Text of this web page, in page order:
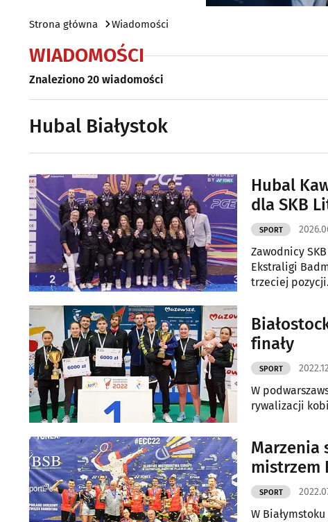
Strona główna Wiadomości
WIADOMOŚCI
Znaleziono 20 wiadomości
Hubal Białystok
Hubal
dla SKB
SPORT
Zawodnicy
Ekstraligi
trzeciej
finały
SPORT
W
rywalizacji
Marzenia
mistrzem
SPORT
W